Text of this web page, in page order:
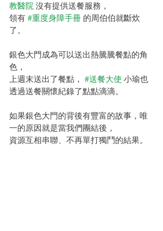
教醫院 沒有提供送餐服務，
領有 #重度身障手冊 的周伯伯就斷炊
了。
銀色大門成為可以送出熱騰騰餐點的角
色，
上週末送出了餐點， #送餐大使 小瑜也
透過送餐關懷紀錄了點點滴滴。
如果銀色大門的背後有豐富的故事，唯
一的原因就是當我們團結後，
資源互相串聯、不再單打獨鬥的結果。